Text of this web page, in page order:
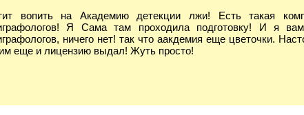
вопить на Академию детекции лжи! Есть такая
Я Сама там проходила подготовку! И я
ничего нет! так что аакдемия еще цветочки.
еще и лицензию выдал! Жуть просто!